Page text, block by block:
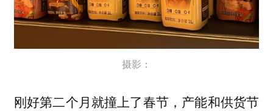
摄影：
刚好第二个月就撞上了春节，产能和供货节